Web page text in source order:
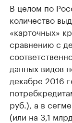
В целом по
количество
«карточных»
сравнению с
данных видов
декабре 2016
руб.), а в
(или на 3,1